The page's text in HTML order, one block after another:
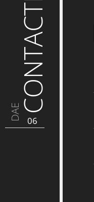
DAE CONTACTE
06